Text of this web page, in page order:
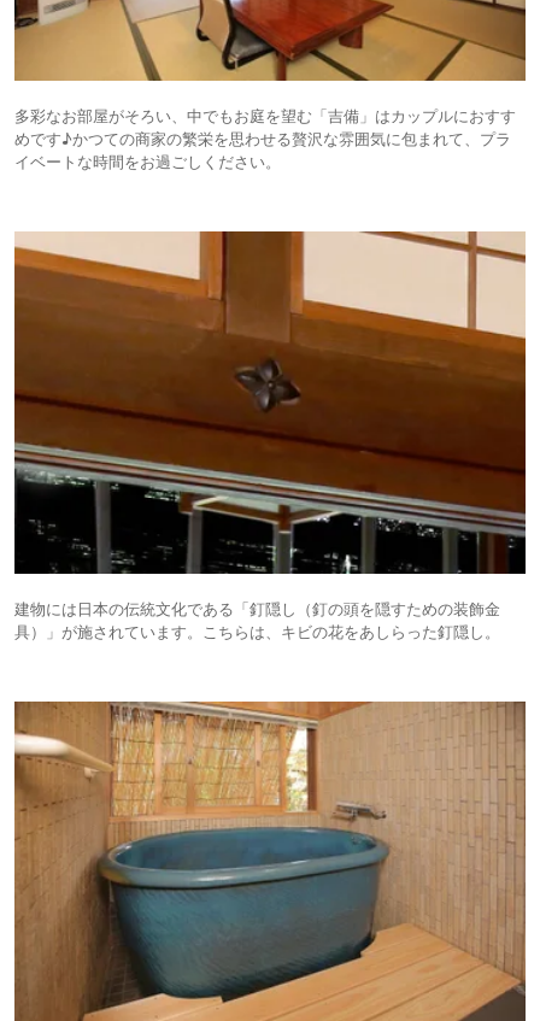
多彩なお部屋がそろい、中でもお庭を望む「吉備」はカップルにおすす
めです♪かつての商家の繁栄を思わせる贅沢な雰囲気に包まれて、プラ
イベートな時間をお過ごしください。
建物には日本の伝統文化である「釘隠し（釘の頭を隠すための装飾金
具）」が施されています。こちらは、キビの花をあしらった釘隠し。